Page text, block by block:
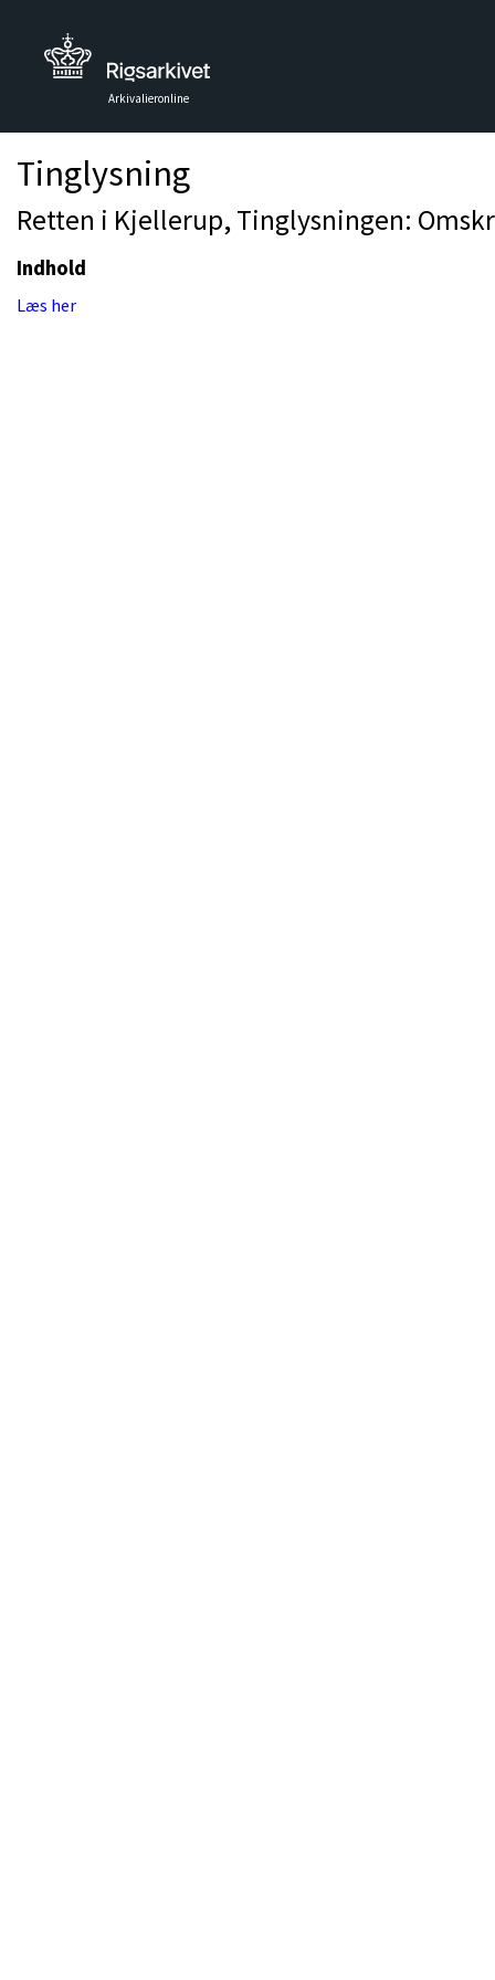
Arkivalieronline
Tinglysning
Retten i Kjellerup, Tinglysningen:
Indhold
Læs her